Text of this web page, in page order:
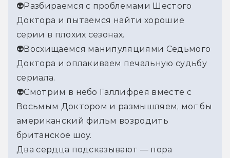
👽Разбираемся с проблемами Шестого
Доктора и пытаемся найти хорошие
серии в плохих сезонах.
👽Восхищаемся манипуляциями Седьмого
Доктора и оплакиваем печальную судьбу
сериала.
👽Смотрим в небо Галлифрея вместе с
Восьмым Доктором и размышляем, мог бы
американский фильм возродить
британское шоу.
Два сердца подсказывают — пора